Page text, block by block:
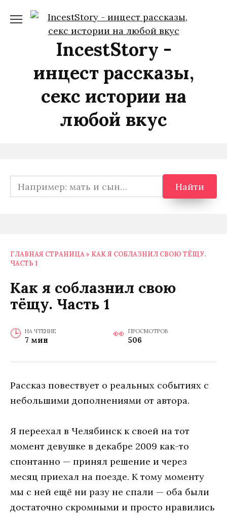
содержанию
IncestStory -
инцест рассказы,
секс истории на
любой вкус
Search
for:
Найти
ГЛАВНАЯ СТРАНИЦА » КАК Я СОБЛАЗНИЛ СВОЮ ТЁЩУ.
ЧАСТЬ 1
Как я соблазнил свою
тёщу. Часть 1
НА ЧТЕНИЕ
7 мин
ПРОСМОТРОВ
506
Рассказ повествует о реальных событиях с
небольшими дополнениями от автора.
Я переехал в Челябинск к своей на тот
момент девушке в декабре 2009 как-то
спонтанно — принял решение и через
месяц приехал на поезде. К тому моменту
мы с ней ещё ни разу не спали — оба были
достаточно скромными и просто нравились